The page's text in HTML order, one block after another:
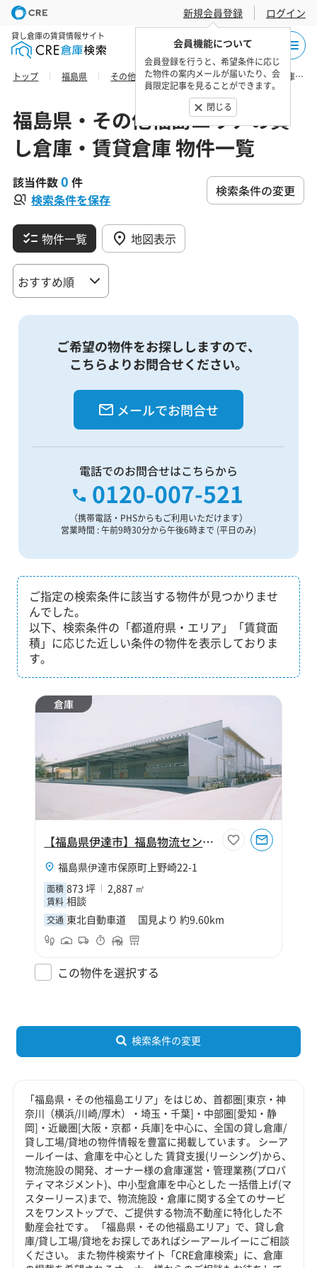
新規会員登録
会員機能について
会員登録を行うと、希望条件に応じ
た物件の案内メールが届いたり、会
員限定記事を見ることができます。
閉じる
ログイン
貸し倉庫の賃貸情報サイト
トップ 福島県 その他福島エリア 双葉郡広野町の貸し倉庫・賃貸倉庫 物件一覧
福島県・その他福島エリアの貸
し倉庫・賃貸倉庫 物件一覧
該当件数0 件
検索条件を保存
検索条件の変更
物件一覧 地図表示
ご希望の物件をお探ししますので、
こちらよりお問合せください。
メールでお問合せ
電話でのお問合せはこちらから
0120-007-521
（携帯電話・PHSからもご利用いただけます）
営業時間 : 午前9時30分から午後6時まで (平日のみ)
ご指定の検索条件に該当する物件が見つかりませ
んでした。
以下、検索条件の「都道府県・エリア」「賃貸面
積」に応じた近しい条件の物件を表示しておりま
す。
倉庫
【福島県伊達市】福島物流センターC棟
福島県伊達市保原町上野崎22-1
面積 873 坪 2,887 ㎡
賃料 相談
交通 東北自動車道 国見より 約9.60km
この物件を選択する
検索条件の変更
「福島県・その他福島エリア」をはじめ、首都圏[東京・神
奈川（横浜/川崎/厚木）・埼玉・千葉]・中部圏[愛知・静
岡]・近畿圏[大阪・京都・兵庫]を中心に、全国の貸し倉庫/
貸し工場/貸地の物件情報を豊富に掲載しています。 シーア
ールイーは、倉庫を中心とした 賃貸支援(リーシング)から、
物流施設の開発、オーナー様の倉庫運営・管理業務(プロパ
ティマネジメント)、中小型倉庫を中心とした 一括借上げ(マ
スターリース)まで、物流施設・倉庫に関する全てのサービ
スをワンストップで、ご提供する物流不動産に特化した不
動産会社です。 「福島県・その他福島エリア」で、貸し倉
庫/貸し工場/貸地をお探しであればシーアールイーにご相談
ください。 また物件検索サイト「CRE倉庫検索」に、倉庫